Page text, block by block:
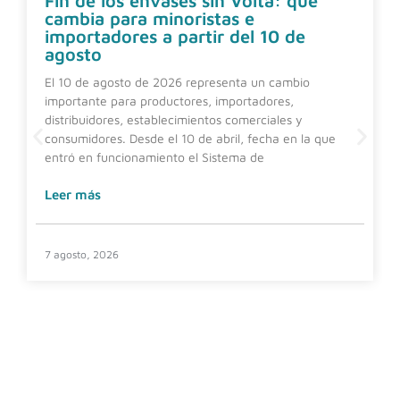
cambia para minoristas e
importadores a partir del 10 de
agosto
El 10 de agosto de 2026 representa un cambio
importante para productores, importadores,
distribuidores, establecimientos comerciales y
consumidores. Desde el 10 de abril, fecha en la que
entró en funcionamiento el Sistema de
Leer más
7 agosto, 2026